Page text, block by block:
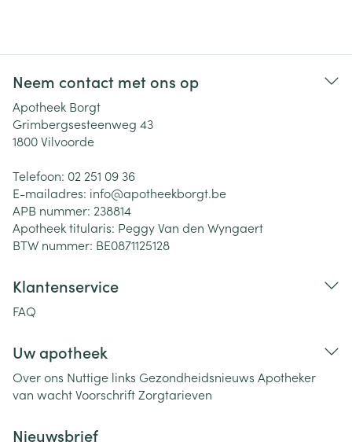
Neem contact met ons op
Apotheek Borgt
Grimbergsesteenweg 43
1800Vilvoorde
Telefoon: 02 251 09 36
E-mailadres: info@apotheekborgt.be
APB nummer: 238814
Apotheek titularis: Peggy Van den Wyngaert
BTW nummer: BE0871125128
Klantenservice
FAQ
Uw apotheek
Over ons Nuttige links Gezondheidsnieuws Apotheker
van wachtVoorschriftZorgtarieven
Nieuwsbrief